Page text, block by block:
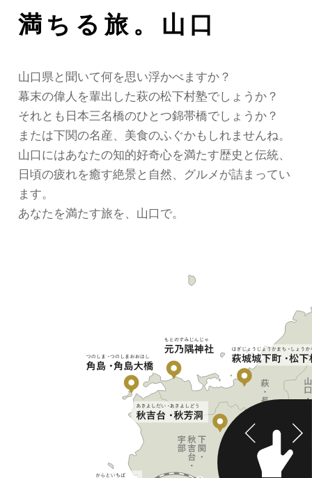
満ちる旅。山口
山口県と聞いて何を思い浮かべますか？
幕末の偉人を輩出した萩の松下村塾でしょうか？
それとも日本三名橋のひとつ錦帯橋でしょうか？
または下関の名産、美食のふぐかもしれませんね。
山口にはあなたの知的好奇心を満たす歴史と伝統、
日頃の疲れを癒す絶景と 自然、グルメが詰まってい
ます。
あなたを満たす旅を、山口で。